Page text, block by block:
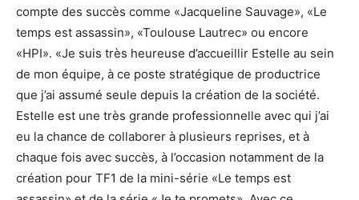
compte des succès comme «Jacqueline Sauvage», «Le
temps est assassin», «Toulouse Lautrec» ou encore
«HPI». «Je suis très heureuse d’accueillir Estelle au sein
de mon équipe, à ce poste stratégique de productrice
que j’ai assumé seule depuis la création de la société.
Estelle est une très grande professionnelle avec qui j’ai
eu la chance de collaborer à plusieurs reprises, et à
chaque fois avec succès, à l’occasion notamment de la
création pour TF1 de la mini-série «Le temps est